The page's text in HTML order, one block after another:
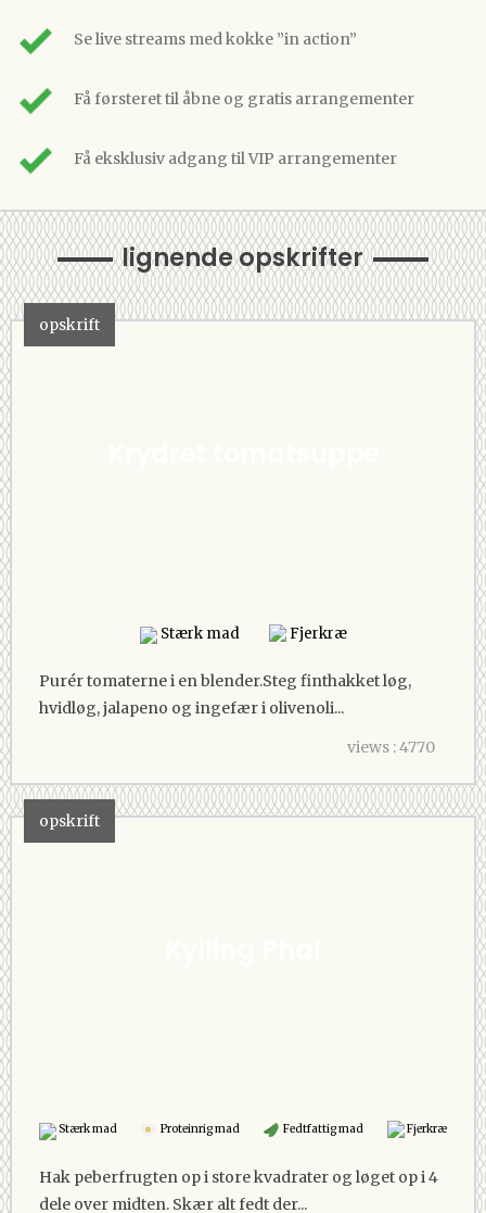
Se live streams med kokke ”in action”
Få førsteret til åbne og gratis arrangementer
Få eksklusiv adgang til VIP arrangementer
lignende opskrifter
opskrift
Stærk mad Fjerkræ
Purér tomaterne i en blender.Steg finthakket løg,
hvidløg, jalapeno og ingefær i olivenoli...
views : 4770
opskrift
Stærk mad Proteinrig mad Fedtfattig mad Fjerkræ
Hak peberfrugten op i store kvadrater og løget op i 4
dele over midten. Skær alt fedt der...